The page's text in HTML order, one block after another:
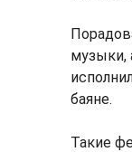
музыки,
баяне.
Такие